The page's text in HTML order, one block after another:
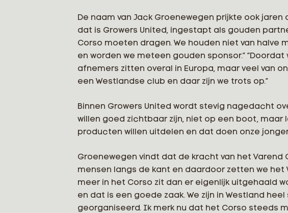
De naam van Jack Groenewegen prijkte ook
dat is Growers United, ingestapt als gouden
Corso moeten dragen. We houden niet van halve
en worden we meteen gouden sponsor.”
afnemers zitten overal in Europa, maar veel van
een Westlandse club en daar zijn we trots op.”
Binnen Growers United wordt stevig nagedacht
willen goed zichtbaar zijn, niet op een boot,
producten willen uitdelen en dat doen onze
Groenewegen vindt dat de kracht van het Varend
mensen langs de kant en daardoor zetten we het
meer in het Corso zit dan er eigenlijk uitgehaald
en dat is een goede zaak. We zijn in Westland
georganiseerd. Ik merk nu dat het Corso steeds